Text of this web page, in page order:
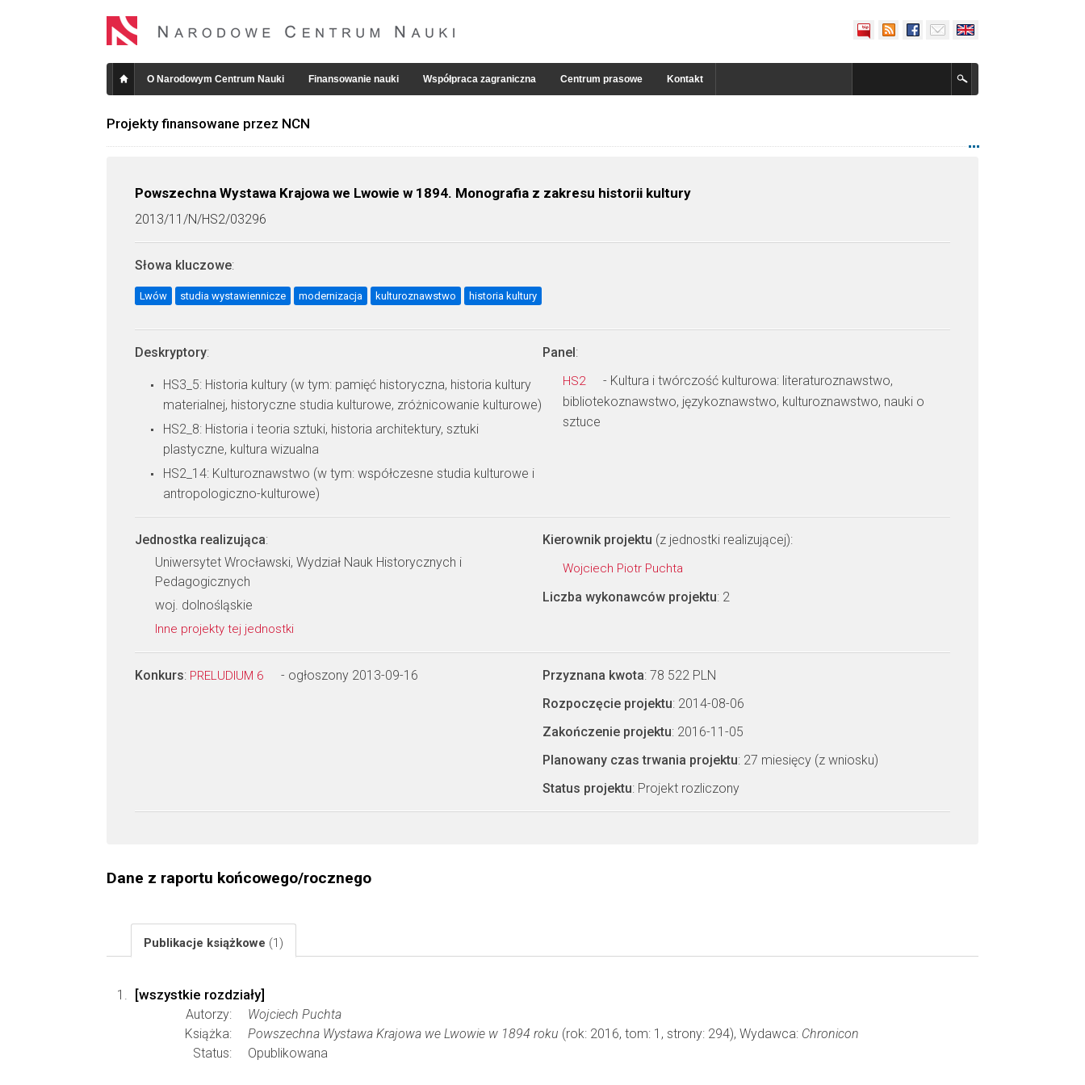
O Narodowym Centrum Nauki Finansowanie nauki Współpraca zagraniczna Centrum prasowe Kontakt
Projekty finansowane przez NCN
Powszechna Wystawa Krajowa we Lwowie w 1894. Monografia z zakresu historii kultury
2013/11/N/HS2/03296
Słowa kluczowe:
Lwów studia wystawiennicze modernizacja kulturoznawstwo historia kultury
Deskryptory:
HS3_5: Historia kultury (w tym: pamięć historyczna, historia kultury
materialnej, historyczne studia kulturowe, zróżnicowanie kulturowe)
HS2_8: Historia i teoria sztuki, historia architektury, sztuki
plastyczne, kultura wizualna
HS2_14: Kulturoznawstwo (w tym: współczesne studia kulturowe i
antropologiczno-kulturowe)
Panel:
HS2
- Kultura i twórczość kulturowa: literaturoznawstwo,
bibliotekoznawstwo, językoznawstwo, kulturoznawstwo, nauki o
sztuce
Jednostka realizująca:
Uniwersytet Wrocławski, Wydział Nauk Historycznych i
Pedagogicznych
woj. dolnośląskie
Inne projekty tej jednostki
Kierownik projektu (z jednostki realizującej):
Wojciech Piotr Puchta
Liczba wykonawców projektu: 2
Konkurs: PRELUDIUM 6 - ogłoszony 2013-09-16 Przyznana kwota: 78 522 PLN
Rozpoczęcie projektu: 2014-08-06
Zakończenie projektu: 2016-11-05
Planowany czas trwania projektu: 27 miesięcy (z wniosku)
Status projektu: Projekt rozliczony
Dane z raportu końcowego/rocznego
Publikacje książkowe (1)
[wszystkie rozdziały]
Autorzy:
Wojciech Puchta
Książka:
Powszechna Wystawa Krajowa we Lwowie w 1894 roku (rok: 2016, tom: 1, strony: 294), Wydawca: Chronicon
Status:
Opublikowana